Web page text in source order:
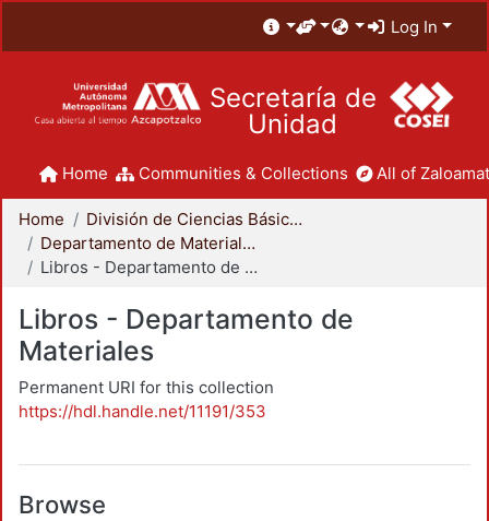
Log In
Secretaría de
Unidad
Home Communities & Collections All of
Home
División de Ciencias Básicas e Ingeniería
Departamento de Materiales
Libros - Departamento de Materiales
Libros - Departamento de
Materiales
Permanent URI for this collection
https://hdl.handle.net/11191/353
Browse